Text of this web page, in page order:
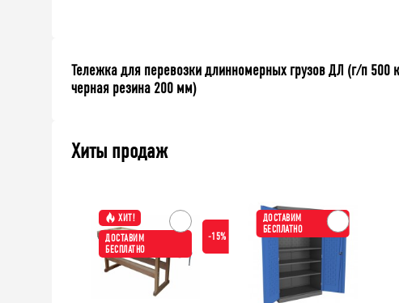
Тележка для перевозки длинномерных грузов ДЛ (г/п 500
черная резина 200 мм)
Хиты продаж
ХИТ!
ДОСТАВИМ
БЕСПЛАТНО
-15%
ДОСТАВИМ
БЕСПЛАТНО